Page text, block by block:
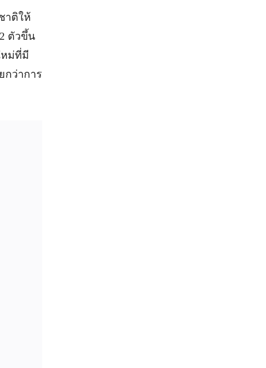
าติให้
ตัวขึ้น
หม่ที่มี
กว่าการ